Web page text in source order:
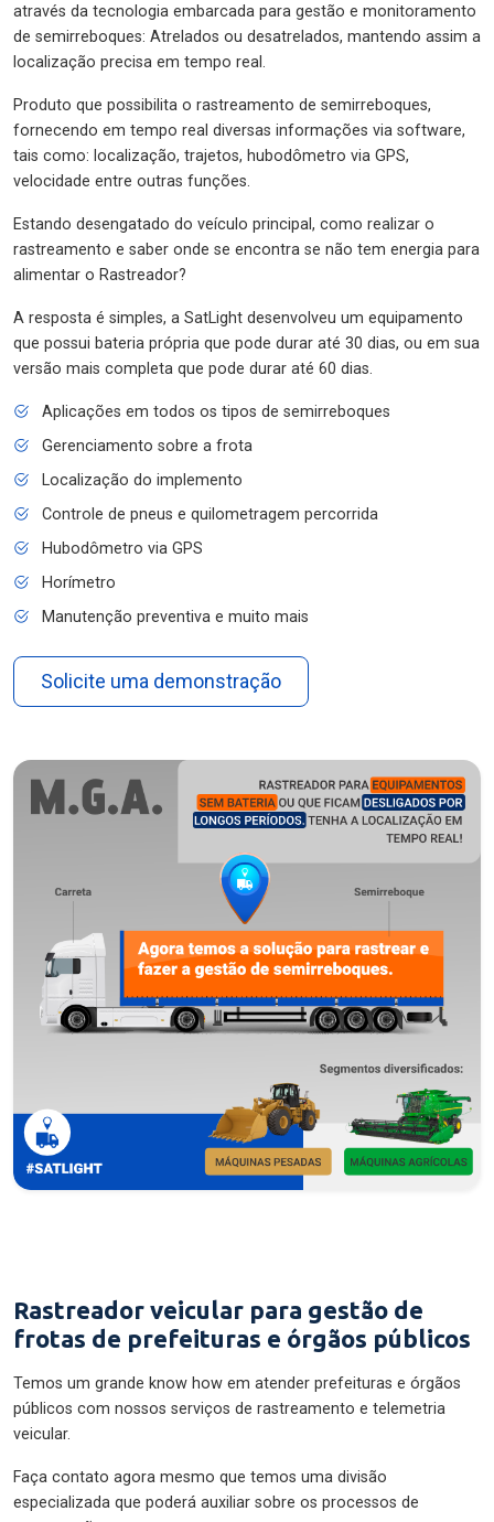
através da tecnologia embarcada para gestão e monitoramento
de semirreboques: Atrelados ou desatrelados, mantendo assim a
localização precisa em tempo real.
Produto que possibilita o rastreamento de semirreboques,
fornecendo em tempo real diversas informações via software,
tais como: localização, trajetos, hubodômetro via GPS,
velocidade entre outras funções.
Estando desengatado do veículo principal, como realizar o
rastreamento e saber onde se encontra se não tem energia para
alimentar o Rastreador?
A resposta é simples, a SatLight desenvolveu um equipamento
que possui bateria própria que pode durar até 30 dias, ou em sua
versão mais completa que pode durar até 60 dias.
Aplicações em todos os tipos de semirreboques
Gerenciamento sobre a frota
Localização do implemento
Controle de pneus e quilometragem percorrida
Hubodômetro via GPS
Horímetro
Manutenção preventiva e muito mais
Solicite uma demonstração
Rastreador veicular para gestão de
frotas de prefeituras e órgãos públicos
Temos um grande know how em atender prefeituras e órgãos
públicos com nossos serviços de rastreamento e telemetria
veicular.
Faça contato agora mesmo que temos uma divisão
especializada que poderá auxiliar sobre os processos de